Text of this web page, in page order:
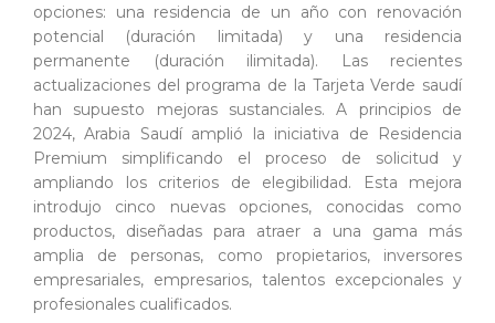
opciones: una residencia de un año con renovación
potencial (duración limitada) y una residencia
permanente (duración ilimitada). Las recientes
actualizaciones del programa de la Tarjeta Verde saudí
han supuesto mejoras sustanciales. A principios de
2024, Arabia Saudí amplió la iniciativa de Residencia
Premium simplificando el proceso de solicitud y
ampliando los criterios de elegibilidad. Esta mejora
introdujo cinco nuevas opciones, conocidas como
productos, diseñadas para atraer a una gama más
amplia de personas, como propietarios, inversores
empresariales, empresarios, talentos excepcionales y
profesionales cualificados.